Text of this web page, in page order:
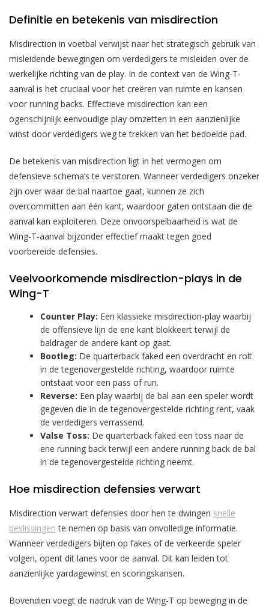
Definitie en betekenis van misdirection
Misdirection in voetbal verwijst naar het strategisch gebruik van
misleidende bewegingen om verdedigers te misleiden over de
werkelijke richting van de play. In de context van de Wing-T-
aanval is het cruciaal voor het creëren van ruimte en kansen
voor running backs. Effectieve misdirection kan een
ogenschijnlijk eenvoudige play omzetten in een aanzienlijke
winst door verdedigers weg te trekken van het bedoelde pad.
De betekenis van misdirection ligt in het vermogen om
defensieve schema’s te verstoren. Wanneer verdedigers onzeker
zijn over waar de bal naartoe gaat, kunnen ze zich
overcommitten aan één kant, waardoor gaten ontstaan die de
aanval kan exploiteren. Deze onvoorspelbaarheid is wat de
Wing-T-aanval bijzonder effectief maakt tegen goed
voorbereide defensies.
Veelvoorkomende misdirection-plays in de
Wing-T
Counter Play: Een klassieke misdirection-play waarbij
de offensieve lijn de ene kant blokkeert terwijl de
baldrager de andere kant op gaat.
Bootleg: De quarterback faked een overdracht en rolt
in de tegenovergestelde richting, waardoor ruimte
ontstaat voor een pass of run.
Reverse: Een play waarbij de bal aan een speler wordt
gegeven die in de tegenovergestelde richting rent, vaak
de verdedigers verrassend.
Valse Toss: De quarterback faked een toss naar de
ene running back terwijl een andere running back de bal
in de tegenovergestelde richting neemt.
Hoe misdirection defensies verwart
Misdirection verwart defensies door hen te dwingen snelle
beslissingen te nemen op basis van onvolledige informatie.
Wanneer verdedigers bijten op fakes of de verkeerde speler
volgen, opent dit lanes voor de aanval. Dit kan leiden tot
aanzienlijke yardagewinst en scoringskansen.
Bovendien voegt de nadruk van de Wing-T op beweging in de